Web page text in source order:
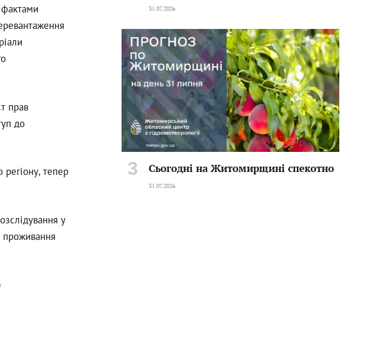
прав
до
регіону, тепер
у
проживання
31.07.2026
Сьогодні на Житомирщині спекотно
31.07.2026